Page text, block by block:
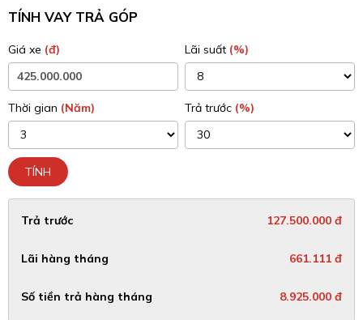
TÍNH VAY TRẢ GÓP
Giá xe (đ) Lãi suất (%)
Thời gian (Năm) Trả trước (%)
TÍNH
Trả trước 127.500.000 đ
Lãi hàng tháng 661.111 đ
Số tiền trả hàng tháng 8.925.000 đ